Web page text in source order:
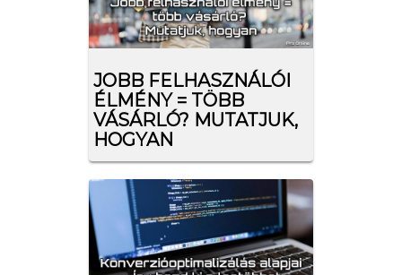
JOBB FELHASZNÁLÓI
ÉLMÉNY = TÖBB
VÁSÁRLÓ? MUTATJUK,
HOGYAN